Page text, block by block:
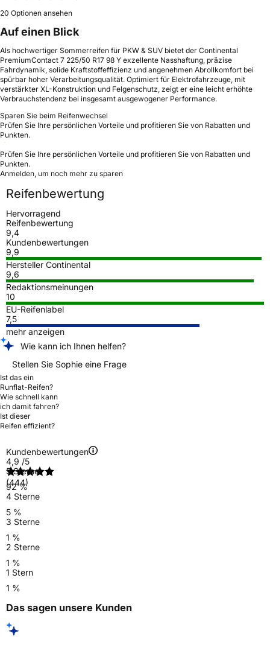
20 Optionen ansehen
Auf einen Blick
Als hochwertiger Sommerreifen für PKW & SUV bietet der Continental
PremiumContact 7 225/50 R17 98 Y exzellente Nasshaftung, präzise
Fahrdynamik, solide Kraftstoffeffizienz und angenehmen Abrollkomfort bei
spürbar hoher Verarbeitungsqualität. Optimiert für Elektrofahrzeuge, mit
verstärkter XL-Konstruktion und Felgenschutz, zeigt er eine leicht erhöhte
Verbrauchstendenz bei insgesamt ausgewogener Performance.
Sparen Sie beim Reifenwechsel
Prüfen Sie Ihre persönlichen Vorteile und profitieren Sie von Rabatten und
Punkten.
Prüfen Sie Ihre persönlichen Vorteile und profitieren Sie von Rabatten und
Punkten.
Anmelden, um noch mehr zu sparen
Reifenbewertung
Hervorragend
Reifenbewertung
9,4
Kundenbewertungen
9,9
Hersteller Continental
9,6
Redaktionsmeinungen
10
EU-Reifenlabel
7,5
mehr anzeigen
Wie kann ich Ihnen helfen?
Stellen Sie Sophie eine Frage
Ist das ein
Runflat-Reifen?
Wie schnell kann
ich damit fahren?
Ist dieser
Reifen effizient?
Kundenbewertungen
4,9 /5
(444)
5 Sterne
92 %
4 Sterne
5 %
3 Sterne
1 %
2 Sterne
1 %
1 Stern
1 %
Das sagen unsere Kunden